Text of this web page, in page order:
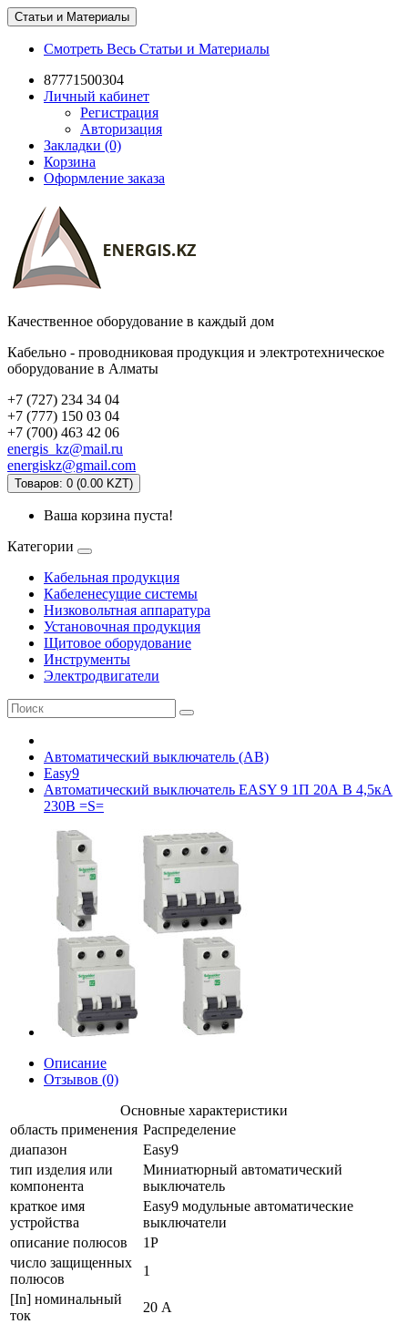
Статьи и Материалы
Смотреть Весь Статьи и Материалы
87771500304
Личный кабинет
Регистрация
Авторизация
Закладки (0)
Корзина
Оформление заказа
Качественное оборудование в каждый дом
Кабельно - проводниковая продукция и электротехническое
оборудование в Алматы
+7 (727) 234 34 04
+7 (777) 150 03 04
+7 (700) 463 42 06
energis_kz@mail.ru
energiskz@gmail.com
Товаров: 0 (0.00 KZT)
Ваша корзина пуста!
Категории
Кабельная продукция
Кабеленесущие системы
Низковольтная аппаратура
Установочная продукция
Щитовое оборудование
Инструменты
Электродвигатели
Автоматический выключатель (АВ)
Easy9
Автоматический выключатель EASY 9 1П 20А В 4,5кА
230В =S=
Описание
Отзывов (0)
Основные характеристики
область применения Распределение
диапазон
Easy9
тип изделия или
компонента
Миниатюрный автоматический
выключатель
краткое имя
устройства
Easy9 модульные автоматические
выключатели
описание полюсов
1P
число защищенных
полюсов
1
[In] номинальный
ток
20 А